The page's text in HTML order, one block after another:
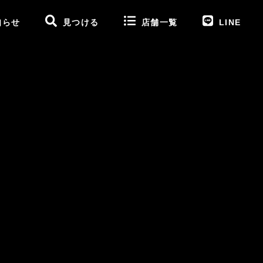
らせ 見つける 店舗一覧 LINE